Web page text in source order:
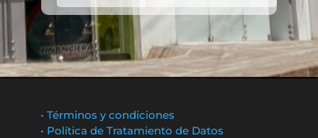
• Términos y condiciones
• Política de Tratamiento de Datos